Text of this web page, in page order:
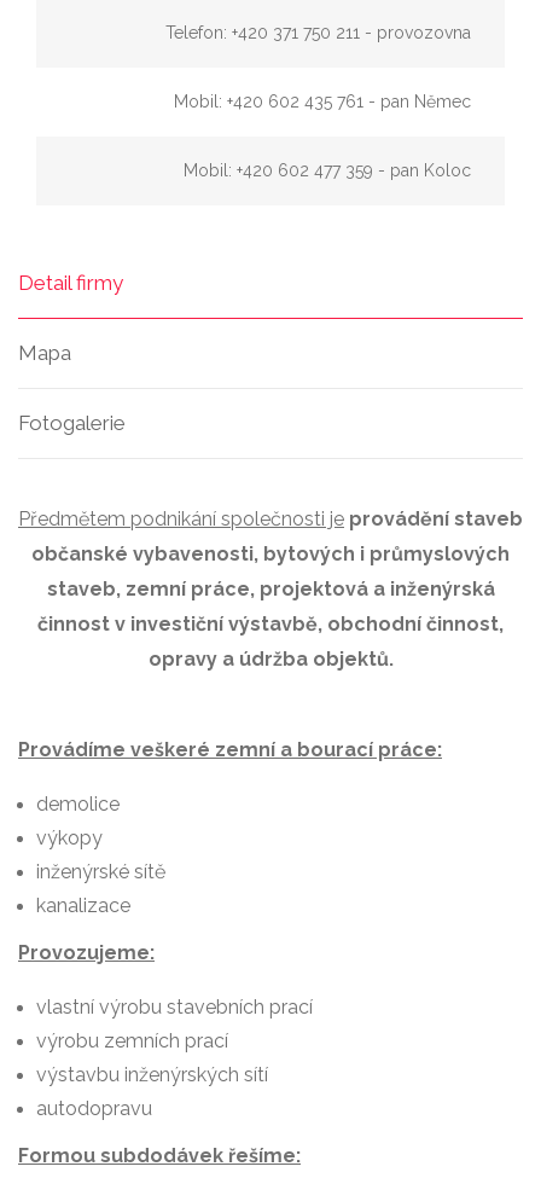
Telefon: +420 371 750 211 - provozovna
Mobil: +420 602 435 761 - pan Němec
Mobil: +420 602 477 359 - pan Koloc
Detail firmy
Mapa
Fotogalerie
Předmětem podnikání společnosti je provádění staveb
občanské vybavenosti, bytových i průmyslových
staveb, zemní práce, projektová a inženýrská
činnost v investiční výstavbě, obchodní činnost,
opravy a údržba objektů.
Provádíme veškeré zemní a bourací práce:
demolice
výkopy
inženýrské sítě
kanalizace
Provozujeme:
vlastní výrobu stavebních prací
výrobu zemních prací
výstavbu inženýrských sítí
autodopravu
Formou subdodávek řešíme: